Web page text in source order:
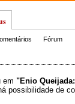
Fórum
em "Enio
possibilidade de